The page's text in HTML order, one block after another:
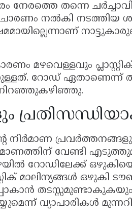
നേരത്തെ തന്നെ
നൽകി നടത്തിയ
മഴവെള്ളവും
റോഡ് ഏതാണെന്ന്
നിറഞ്ഞുകഴിഞ്ഞു.
നിർമാണ
വേണ്ടി
റോഡിലേക്ക്
മാലിന്യങ്ങൾ ഒഴുകി
വ്യാപാരികൾ